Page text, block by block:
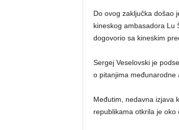
Do ovog zaključka došao
kineskog ambasadora Lu
dogovorio sa kineskim
Sergej Veselovski je
o pitanjima međunarodne
Međutim, nedavna izjava
republikama otkrila je oko